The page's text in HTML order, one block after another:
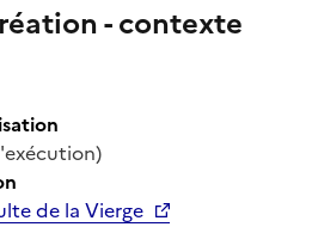
- contexte
de la Vierge